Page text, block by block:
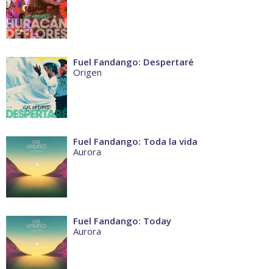
Fuel Fandango: Despertaré
Origen
Fuel Fandango: Toda la vida
Aurora
Fuel Fandango: Today
Aurora